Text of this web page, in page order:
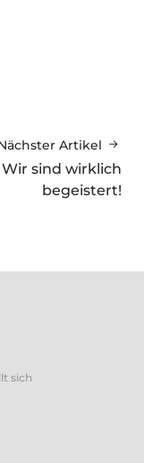
Artikel
Wir sind wirklich
begeistert!
sich